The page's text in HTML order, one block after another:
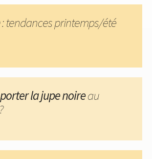
: tendances printemps/été
la jupe noireau